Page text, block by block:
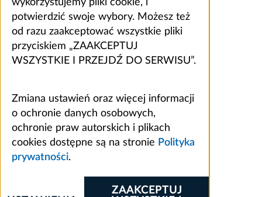
potwierdzić swoje wybory. Możesz też
od razu zaakceptować wszystkie pliki
przyciskiem „ZAAKCEPTUJ
WSZYSTKIE I PRZEJDŹ DO SERWISU”.
Zmiana ustawień oraz więcej informacji
o ochronie danych osobowych,
ochronie praw autorskich i plikach
cookies dostępne są na stronie Polityka
prywatności.
ZAAKCEPTUJ